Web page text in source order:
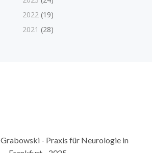
2022(19)
2021 (28)
Grabowski - Praxis für Neurologie in